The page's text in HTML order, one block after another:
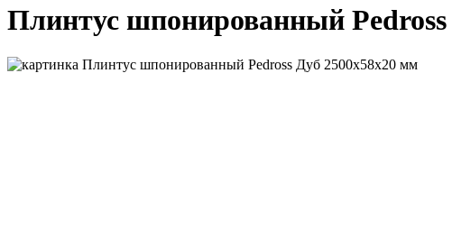
Плинтус шпонированный